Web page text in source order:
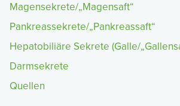
Magensekrete/„Magensaft“
Pankreassekrete/„Pankreassaft“
Hepatobiliäre Sekrete (Galle/
Darmsekrete
Quellen